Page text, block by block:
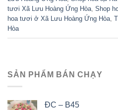
tươi Xã Lưu Hoàng Ứng Hòa Shop
hoa tươi ở Xã Lưu Hoàng Ứng Hòa
Hòa
SẢN PHẨM BÁN CHẠY
ĐC – B45